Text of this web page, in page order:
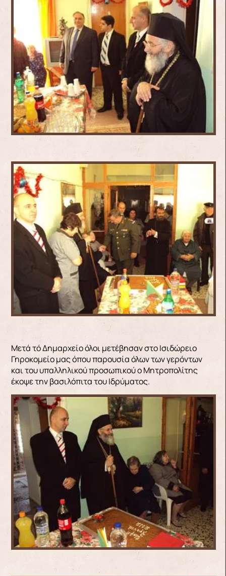
Μετά τό Δημαρχείο όλοι μετέβησαν στο Ισιδώρειο
Γηροκομείο μας όπου παρουσία όλων των γερόντων
και του υπαλληλικού προσωπικού ο Μητροπολίτης
έκοψε την βασιλόπιτα του Ιδρύματος.